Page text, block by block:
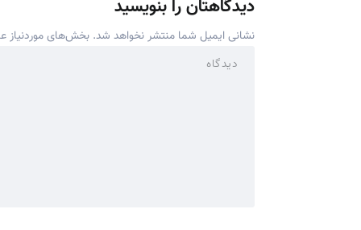
دیدگاهتان را بنویسید
نشانی ایمیل شما منتشر نخواهد شد. بخش‌های موردنیاز